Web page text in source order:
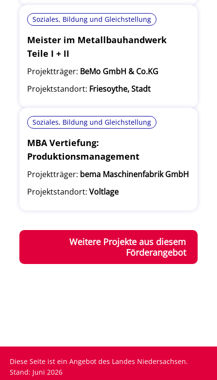
Soziales, Bildung und Gleichstellung
Meister im Metallbauhandwerk
Teile I + II
Projektträger: BeMo GmbH & Co.KG
Projektstandort: Friesoythe, Stadt
Soziales, Bildung und Gleichstellung
MBA Vertiefung:
Produktionsmanagement
Projektträger: bema Maschinenfabrik GmbH
Projektstandort: Voltlage
Weitere Projekte aus diesem
Förderangebot
Diese Seite ist ein Angebot des Landes Niedersachsen.
Stand: Juni 2026